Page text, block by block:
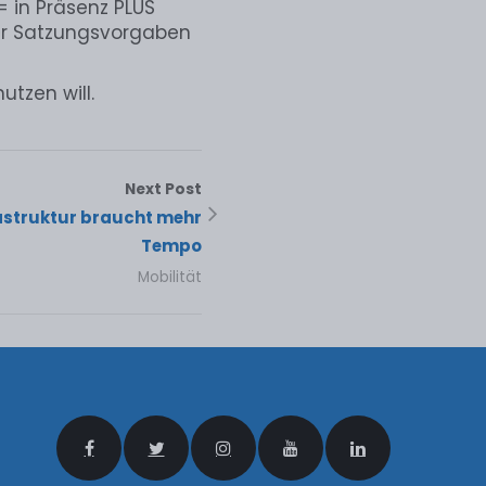
Präsenz PLUS
Satzungsvorgaben
will.
Next Post
braucht mehr
Tempo
Mobilität